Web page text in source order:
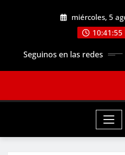
miércoles, 5
10:41:57
Seguinos en las redes